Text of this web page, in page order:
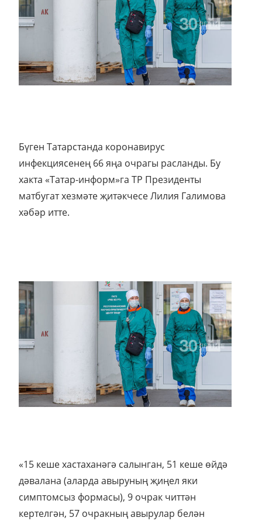
Бүген Татарстанда коронавирус
инфекциясенең 66 яңа очрагы расланды. Бу
хакта «Татар-информ»га ТР Президенты
матбугат хезмәте җитәкчесе Лилия Галимова
хәбәр итте.
«15 кеше хастаханәгә салынган, 51 кеше өйдә
дәвалана (аларда авыруның җиңел яки
симптомсыз формасы), 9 очрак читтән
кертелгән, 57 очракның авырулар белән